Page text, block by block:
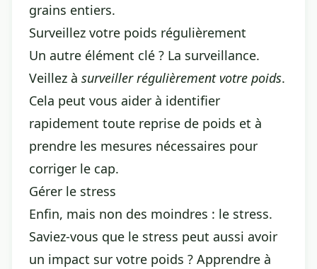
grains entiers.
Surveillez votre poids régulièrement
Un autre élément clé ? La surveillance.
Veillez à surveiller régulièrement votre poids.
Cela peut vous aider à identifier
rapidement toute reprise de poids et à
prendre les mesures nécessaires pour
corriger le cap.
Gérer le stress
Enfin, mais non des moindres : le stress.
Saviez-vous que le stress peut aussi avoir
un impact sur votre poids ? Apprendre à